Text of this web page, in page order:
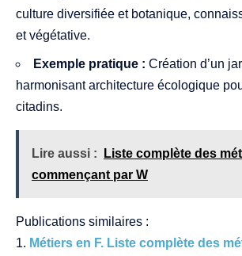
culture diversifiée et botanique,
et végétative.
Exemple pratique : Création d’un
harmonisant architecture écologique
citadins.
Lire aussi :
Liste complète des
commençant par W
Publications similaires :
Métiers en F. Liste complète des